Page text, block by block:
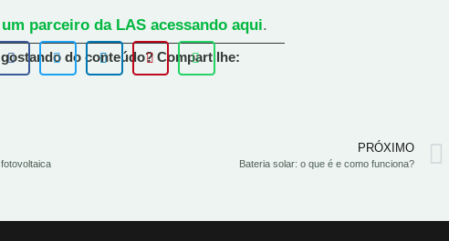
parceiro da LAS acessando aqui.
do conteúdo? Compartilhe:
PRÓXIMO
Bateria solar: o que é e como funciona?